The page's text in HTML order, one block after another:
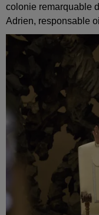
colonie remarquable
Adrien, responsable